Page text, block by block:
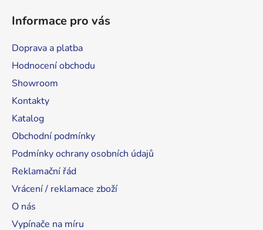
Informace pro vás
Doprava a platba
Hodnocení obchodu
Showroom
Kontakty
Katalog
Obchodní podmínky
Podmínky ochrany osobních údajů
Reklamační řád
Vrácení / reklamace zboží
O nás
Vypínače na míru